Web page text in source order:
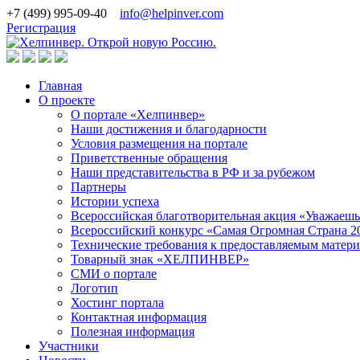
+7 (499) 995-09-40
info@helpinver.com
Регистрация
Главная
О проекте
О портале «Хелпинвер»
Наши достижения и благодарности
Условия размещения на портале
Приветственные обращения
Наши представительства в РФ и за рубежом
Партнеры
Истории успеха
Всероссийская благотворительная акция
Всероссийский конкурс «Самая Огромная Страна
Технические требования к предоставляемым
Товарный знак «ХЕЛПИНВЕР»
СМИ о портале
Логотип
Хостинг портала
Контактная информация
Полезная информация
Участники